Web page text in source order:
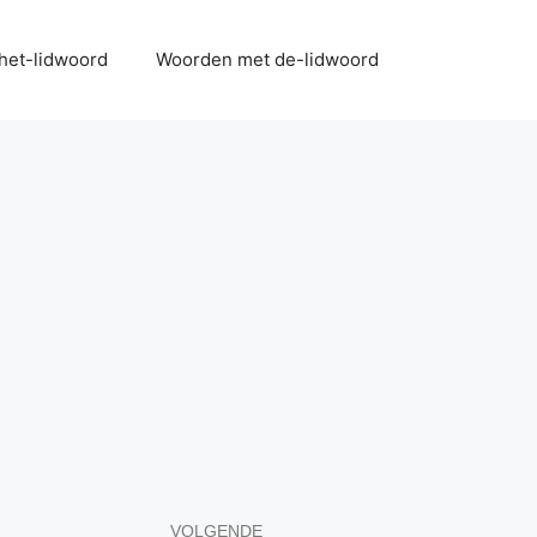
lidwoord Woorden met de-lidwoord
VOLGENDE